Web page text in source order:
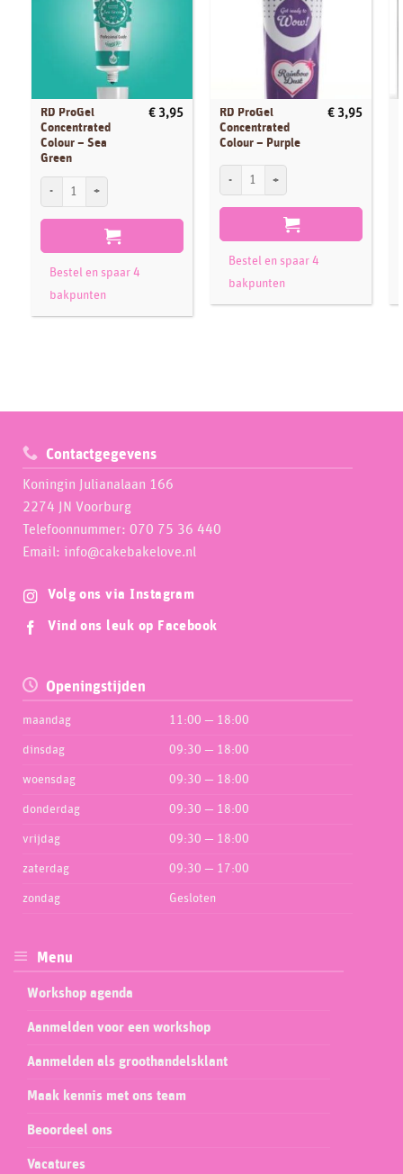
RD ProGel
Concentrated
Colour – Sea
Green
€ 3,95
RD ProGel Concentrated Colour - Sea Green aantal
Bestel en spaar 4
bakpunten
RD ProGel
Concentrated
Colour – Purple
€ 3,95
RD ProGel Concentrated Colour - Purple
Bestel en spaar 4
bakpunten
Contactgegevens
Koningin Julianalaan 166
2274 JN Voorburg
Telefoonnummer: 070 75 36 440
Email: info@cakebakelove.nl
Volg ons via Instagram
Vind ons leuk op Facebook
Openingstijden
maandag 11:00 — 18:00
dinsdag 09:30 — 18:00
woensdag 09:30 — 18:00
donderdag 09:30 — 18:00
vrijdag 09:30 — 18:00
zaterdag 09:30 — 17:00
zondag Gesloten
Menu
Workshop agenda
Aanmelden voor een workshop
Aanmelden als groothandelsklant
Maak kennis met ons team
Beoordeel ons
Vacatures